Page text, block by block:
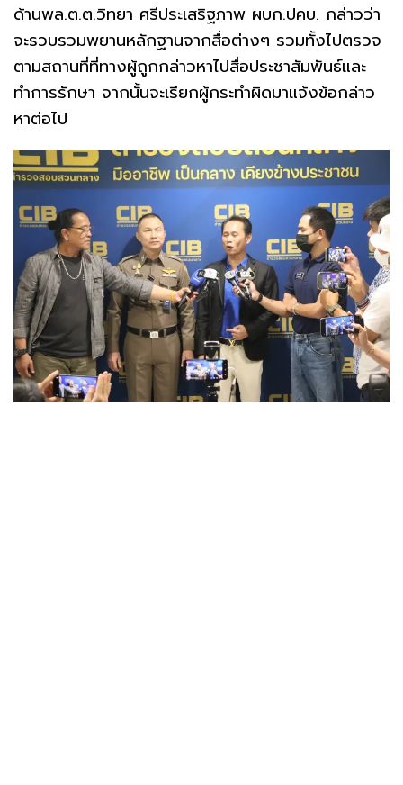
ด้านพล.ต.ต.วิทยา ศรีประเสริฐภาพ ผบก.ปคบ. กล่าวว่า
จะรวบรวมพยานหลักฐานจากสื่อต่างๆ รวมทั้งไปตรวจ
ตามสถานที่ที่ทางผู้ถูกกล่าวหาไปสื่อประชาสัมพันธ์และ
ทำการรักษา จากนั้นจะเรียกผู้กระทำผิดมาแจ้งข้อกล่าว
หาต่อไป